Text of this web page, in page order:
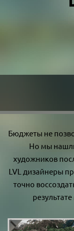
Бюджеты не
Но мы
художников
LVL дизайнеры
точно